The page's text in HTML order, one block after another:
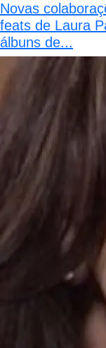
Novas
feats de Laura
álbuns de...